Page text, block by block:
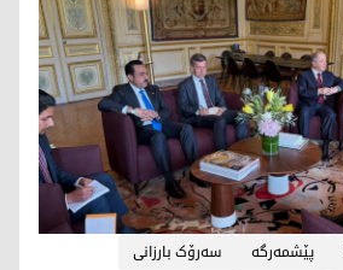
پێشمەرگە سەرۆک بارزانی